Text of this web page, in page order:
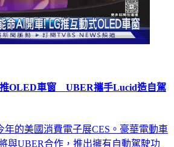
OLED車窗 UBER攜手Lucid造自駕
年的美國消費電子展CES。豪華電動車
與UBER合作，推出擁有自動駕駛功